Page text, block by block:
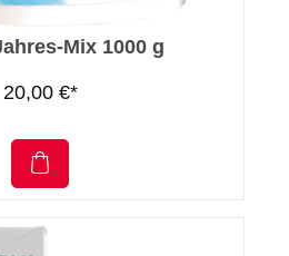
Mix 1000 g
20,00 €*